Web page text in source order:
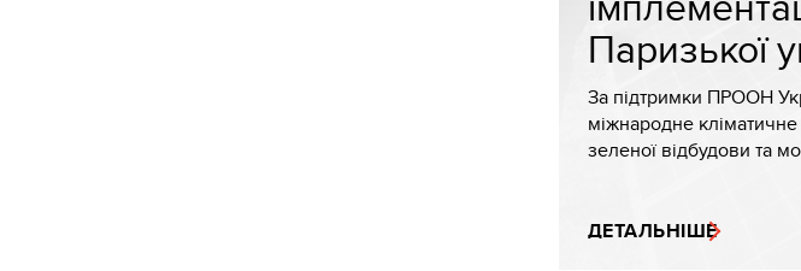
Паризької
За підтримки ПРООН
міжнародне
зеленої відбудови та
ДЕТАЛЬНІШЕ